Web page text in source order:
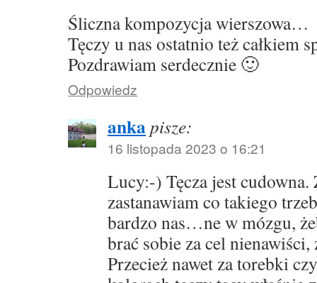
Śliczna kompozycja wierszowa…
Tęczy u nas ostatnio też całkiem
Pozdrawiam serdecznie 🙂
Odpowiedz
ankapisze:
16 listopada 2023 o 16:21
Lucy:-) Tęcza jest cudowna.
zastanawiam co takiego
bardzo nas…ne w mózgu,
brać sobie za cel
Przecież nawet za torebki